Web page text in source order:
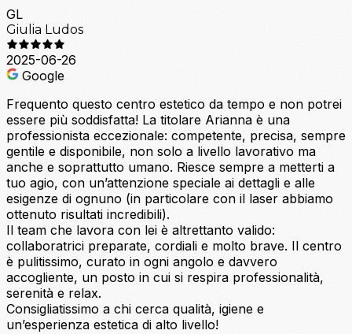
GL
Giulia Ludos
2025-06-26
Google
Frequento questo centro estetico da tempo e non potrei
essere più soddisfatta! La titolare Arianna è una
professionista eccezionale: competente, precisa, sempre
gentile e disponibile, non solo a livello lavorativo ma
anche e soprattutto umano. Riesce sempre a metterti a
tuo agio, con un’attenzione speciale ai dettagli e alle
esigenze di ognuno (in particolare con il laser abbiamo
ottenuto risultati incredibili).
Il team che lavora con lei è altrettanto valido:
collaboratrici preparate, cordiali e molto brave. Il centro
è pulitissimo, curato in ogni angolo e davvero
accogliente, un posto in cui si respira professionalità,
serenità e relax.
Consigliatissimo a chi cerca qualità, igiene e
un’esperienza estetica di alto livello!